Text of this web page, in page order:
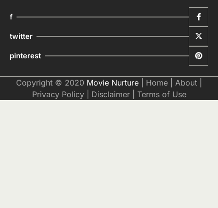
f
twitter
pinterest
Copyright © 2020 Movie Nurture Home About
Privacy Policy| Disclaimer| Terms of Use